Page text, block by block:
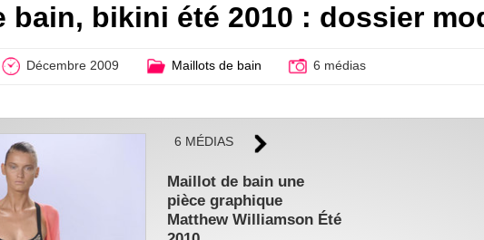
bain, bikini été 2010 : dossier
Décembre 2009 Maillots de bain 6 médias
6 MÉDIAS
Maillot de bain une
pièce graphique
Matthew Williamson Été